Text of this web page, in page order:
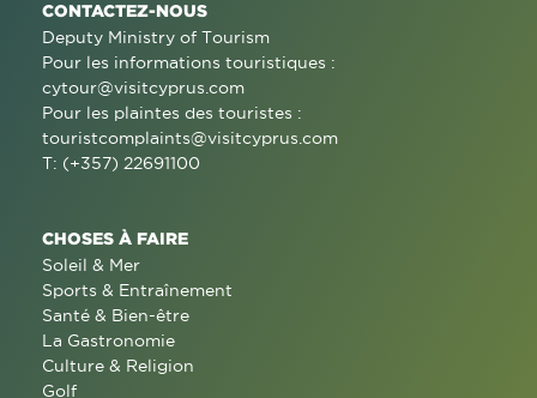
CONTACTEZ-NOUS
Deputy Ministry of Tourism
Pour les informations touristiques :
cytour@visitcyprus.com
Pour les plaintes des touristes :
touristcomplaints@visitcyprus.com
T: (+357) 22691100
CHOSES À FAIRE
Soleil & Mer
Sports & Entraînement
Santé & Bien-être
La Gastronomie
Culture & Religion
Golf